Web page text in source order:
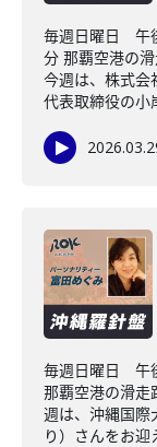
毎週日曜日 午
分 那覇空港の
今週は、株式会
代表取締役の小
毎週日曜日 午
那覇空港の滑走
週は、沖縄国際
り）さんをお